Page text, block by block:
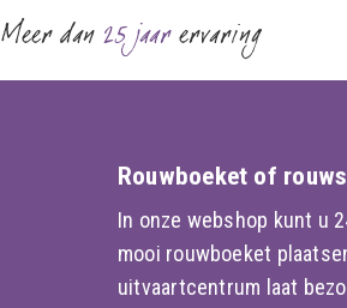
Meer dan25 jaarervaring
Rouwboeket of
In onze webshop kunt u
mooi rouwboeket
uitvaartcentrum laat